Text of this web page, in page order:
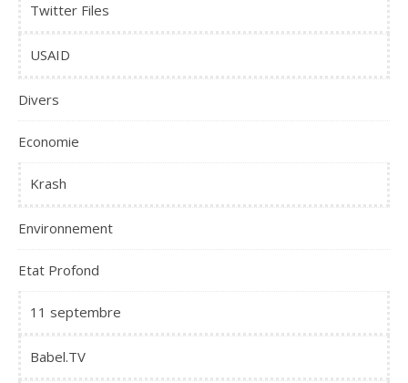
Twitter Files
USAID
Divers
Economie
Krash
Environnement
Etat Profond
11 septembre
Babel.TV